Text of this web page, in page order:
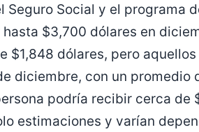
Seguro Social y el programa
$3,700 dólares en
$1,848 dólares, pero
diciembre, con un promedio
podría recibir cerca de
estimaciones y varían